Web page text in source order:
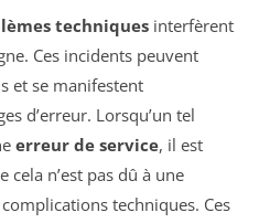
techniques interfèrent
Ces incidents peuvent
et se manifestent
d’erreur. Lorsqu’un tel
erreur de service, il est
n’est pas dû à une
techniques. Ces